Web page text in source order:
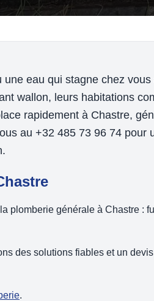
eau qui stagne chez
wallon, leurs habitations
rapidement à Chastre,
au +32 485 73 96 74 pour
plomberie générale à Chastre :
des solutions fiables et un
.